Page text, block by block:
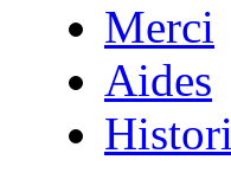
Merci
Aides